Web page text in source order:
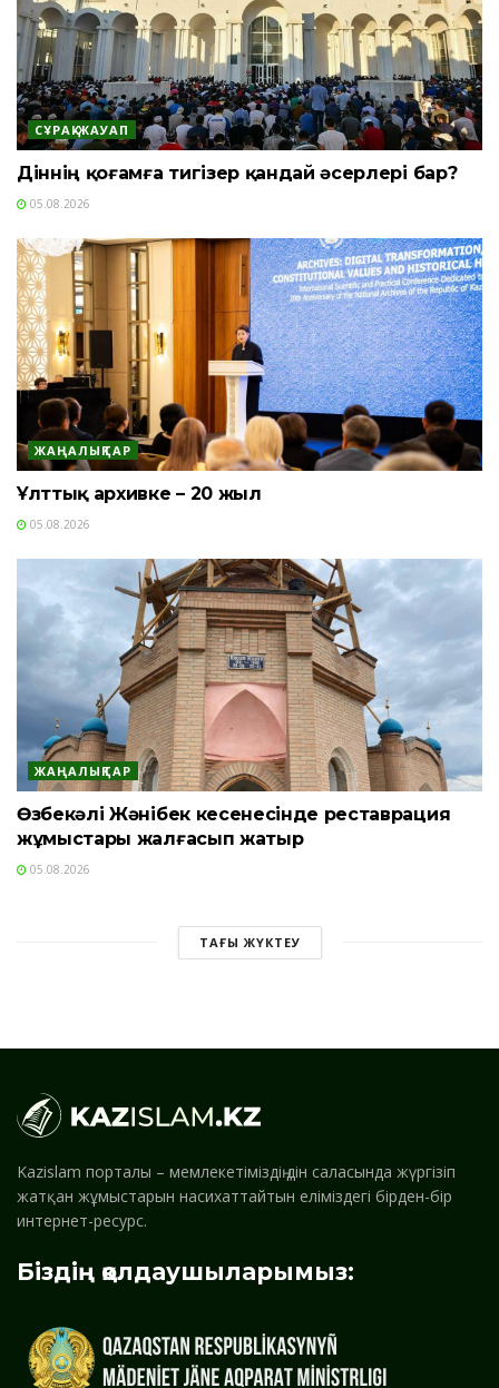
СҰРАҚ-ЖАУАП
Діннің қоғамға тигізер қандай әсерлері бар?
05.08.2026
ЖАҢАЛЫҚТАР
Ұлттық архивке – 20 жыл
05.08.2026
ЖАҢАЛЫҚТАР
Өзбекәлі Жәнібек кесенесінде реставрация
жұмыстары жалғасып жатыр
05.08.2026
ТАҒЫ ЖҮКТЕУ
Kazislam порталы – мемлекетіміздің дін саласында жүргізіп
жатқан жұмыстарын насихаттайтын еліміздегі бірден-бір
интернет-ресурс.
Біздің қолдаушыларымыз: